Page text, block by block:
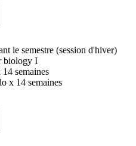
le semestre (session d'hiver)
biology I
semaines
x 14 semaines